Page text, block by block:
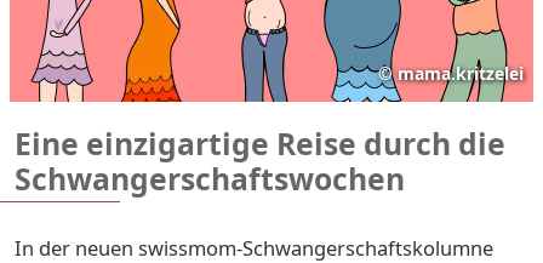
© mama.kritzelei
Eine einzigartige Reise durch die
Schwangerschaftswochen
In der neuen swissmom-Schwangerschaftskolumne